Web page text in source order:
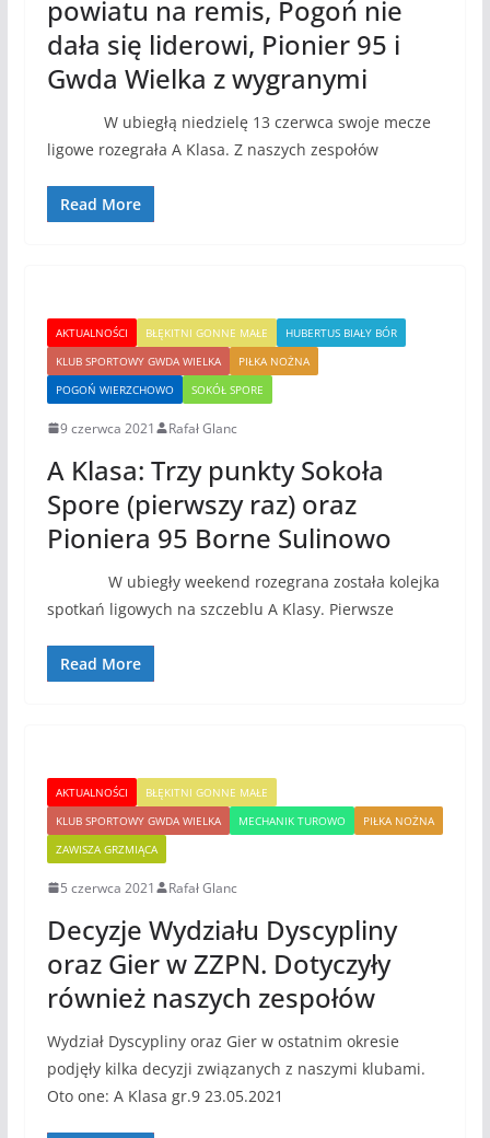
powiatu na remis, Pogoń nie
dała się liderowi, Pionier 95 i
Gwda Wielka z wygranymi
W ubiegłą niedzielę 13 czerwca swoje mecze
ligowe rozegrała A Klasa. Z naszych zespołów
Read More
AKTUALNOŚCI BŁĘKITNI GONNE MAŁE
HUBERTUS BIAŁY BÓR
KLUB SPORTOWY GWDA WIELKA
PIŁKA NOŻNA
POGOŃ WIERZCHOWO
SOKÓŁ SPORE
9 czerwca 2021 Rafał Glanc
A Klasa: Trzy punkty Sokoła
Spore (pierwszy raz) oraz
Pioniera 95 Borne Sulinowo
W ubiegły weekend rozegrana została kolejka
spotkań ligowych na szczeblu A Klasy. Pierwsze
Read More
AKTUALNOŚCI
BŁĘKITNI GONNE MAŁE
KLUB SPORTOWY GWDA WIELKA
MECHANIK TUROWO
PIŁKA NOŻNA
ZAWISZA GRZMIĄCA
5 czerwca 2021 Rafał Glanc
Decyzje Wydziału Dyscypliny
oraz Gier w ZZPN. Dotyczyły
również naszych zespołów
Wydział Dyscypliny oraz Gier w ostatnim okresie
podjęły kilka decyzji związanych z naszymi klubami.
Oto one: A Klasa gr.9 23.05.2021